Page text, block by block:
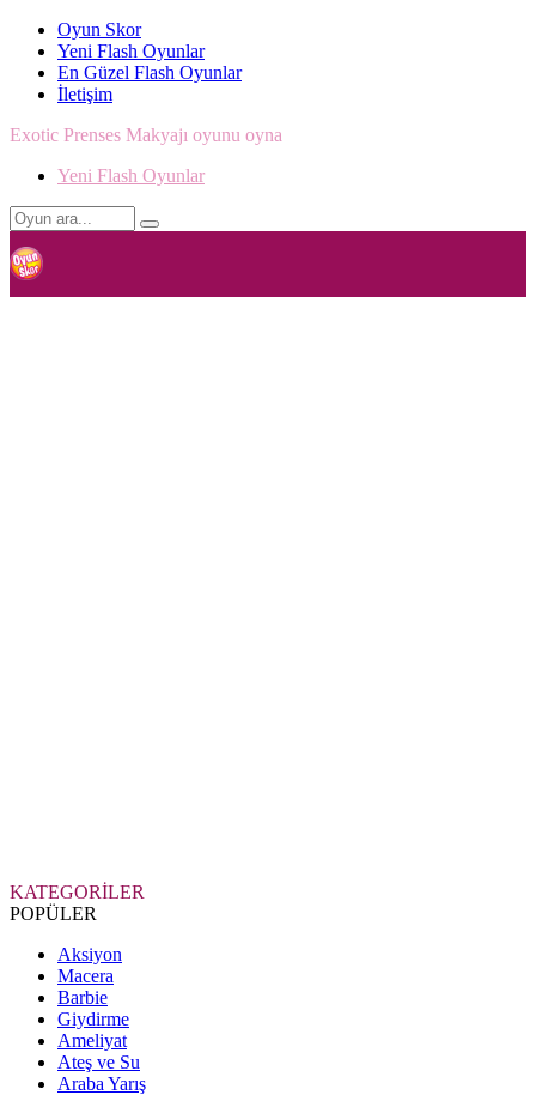
Oyun Skor
Yeni Flash Oyunlar
En Güzel Flash Oyunlar
İletişim
Exotic Prenses Makyajı oyunu oyna
Yeni Flash Oyunlar
KATEGORİLER
POPÜLER
Aksiyon
Macera
Barbie
Giydirme
Ameliyat
Ateş ve Su
Araba Yarış